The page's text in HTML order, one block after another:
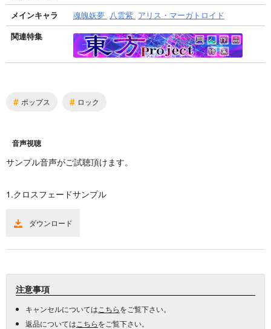
メインキャラ 魂魄妖夢 八雲紫 アリス・マーガトロイド
関連特集
# ポップス # ロック
音声視聴
サンプル音声がご試聴頂けます。
1.クロスフェードサンプル
ダウンロード
注意事項
キャンセルについては こちらをご覧下さい。
返品については こちらをご覧下さい。